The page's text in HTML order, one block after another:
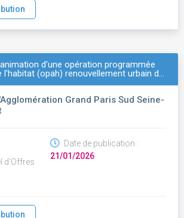
d'une opération programmée
l'habitat (opah) renouvellement urbain d…
Grand Paris Sud Seine-
d'Offres
Date de publication :
21/01/2026